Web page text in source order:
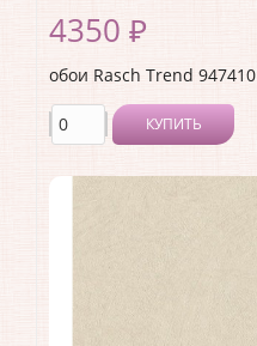
4350 ₽
обои Rasch Trend 947410
КУПИТЬ
Производитель:Rasch
Коллекция:Trend
1.06 .
Материал основы: